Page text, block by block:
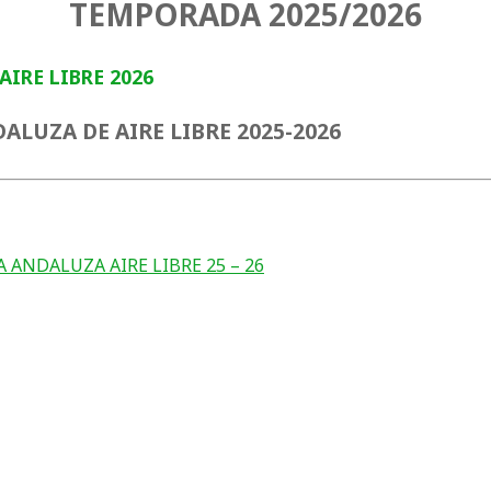
TEMPORADA 2025/2026
LIBRE 2026
DE AIRE LIBRE 2025-2026
ANDALUZA AIRE LIBRE 25 – 26